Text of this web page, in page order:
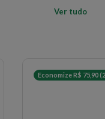
Ver tudo
Economize R$ 75,90